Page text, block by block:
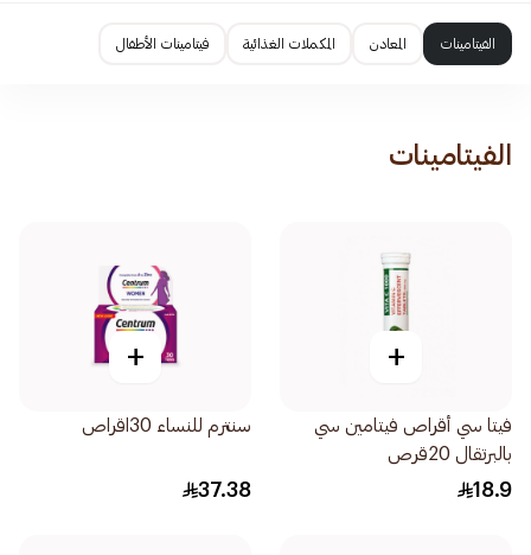
الفيتامينات المعادن المكملات الغذائية فيتامينات الأطفال
الفيتامينات
+
فيتا سي أقراص فيتامين سي
بالبرتقال 20قرص
18.9
+
سنترم للنساء 30اقراص
37.38